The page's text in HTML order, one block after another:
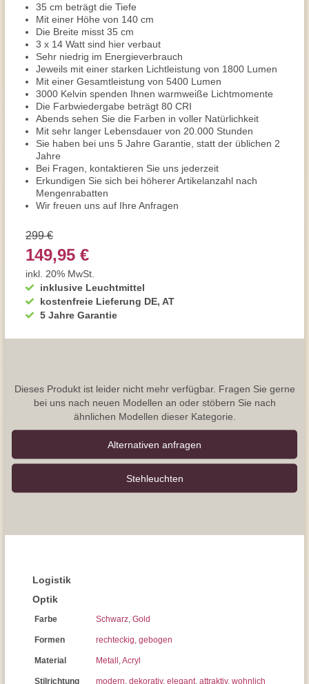
35 cm beträgt die Tiefe
Mit einer Höhe von 140 cm
Die Breite misst 35 cm
3 x 14 Watt sind hier verbaut
Sehr niedrig im Energieverbrauch
Jeweils mit einer starken Lichtleistung von 1800 Lumen
Mit einer Gesamtleistung von 5400 Lumen
3000 Kelvin spenden Ihnen warmweiße Lichtmomente
Die Farbwiedergabe beträgt 80 CRI
Abends sehen Sie die Farben in voller Natürlichkeit
Mit sehr langer Lebensdauer von 20.000 Stunden
Sie haben bei uns 5 Jahre Garantie, statt der üblichen 2
Jahre
Bei Fragen, kontaktieren Sie uns jederzeit
Erkundigen Sie sich bei höherer Artikelanzahl nach
Mengenrabatten
Wir freuen uns auf Ihre Anfragen
inklusive Leuchtmittel
kostenfreie Lieferung DE, AT
5 Jahre Garantie
299 €
149,95 €
inkl. 20% MwSt.
Dieses Produkt ist leider nicht mehr verfügbar. Fragen Sie gerne
bei uns nach neuen Modellen an oder stöbern Sie nach
ähnlichen Modellen dieser Kategorie.
Alternativen anfragen
Stehleuchten
Logistik
Optik
Farbe Schwarz, Gold
Formen rechteckig, gebogen
Material Metall ,Acryl
Stilrichtung modern, dekorativ, elegant, attraktiv, wohnlich